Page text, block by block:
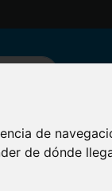
de
de dónde